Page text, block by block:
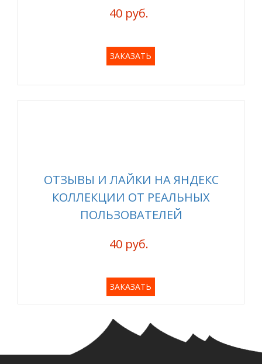
40 руб.
ЗАКАЗАТЬ
ОТЗЫВЫ И ЛАЙКИ НА ЯНДЕКС
КОЛЛЕКЦИИ ОТ РЕАЛЬНЫХ
ПОЛЬЗОВАТЕЛЕЙ
40 руб.
ЗАКАЗАТЬ